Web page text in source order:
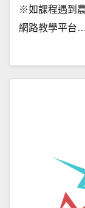
※如課程遇到
網路教學平台…